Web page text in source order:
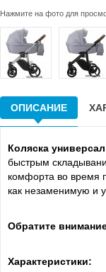
Нажмите на фото для
ОПИСАНИЕ
Коляска
быстрым
комфорта во время
как незаменимую и
Обратите
Характеристики: